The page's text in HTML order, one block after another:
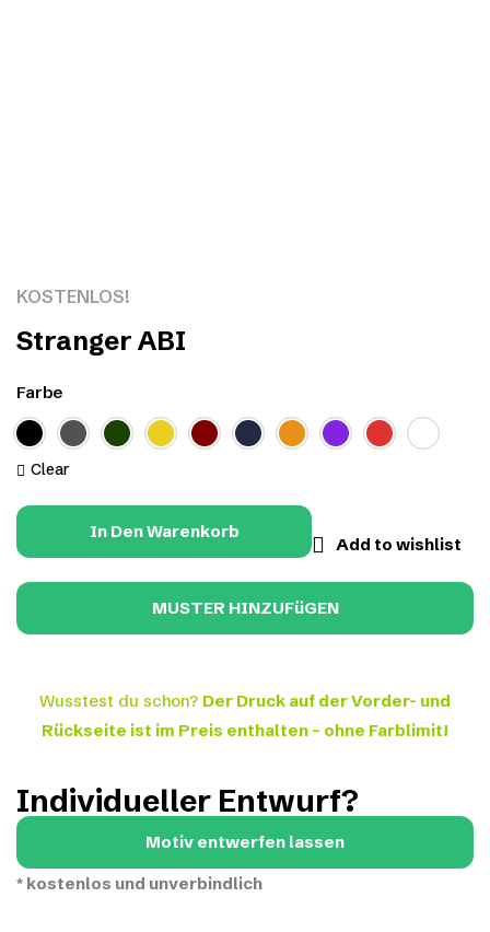
KOSTENLOS!
Stranger ABI
Farbe
Clear
In Den Warenkorb
Add to wishlist
Wusstest du schon? Der Druck auf der Vorder- und
Rückseite ist im Preis enthalten – ohne Farblimit!
Individueller Entwurf?
Motiv entwerfen lassen
* kostenlos und unverbindlich